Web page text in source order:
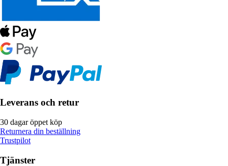
Leverans och retur
30 dagar öppet köp
Returnera din beställning
Trustpilot
Tjänster